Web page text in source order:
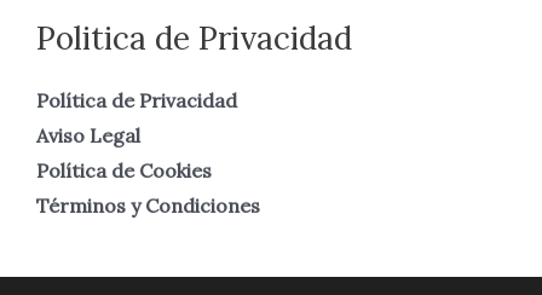
Politica de Privacidad
Política de Privacidad
Aviso Legal
Política de Cookies
Términos y Condiciones